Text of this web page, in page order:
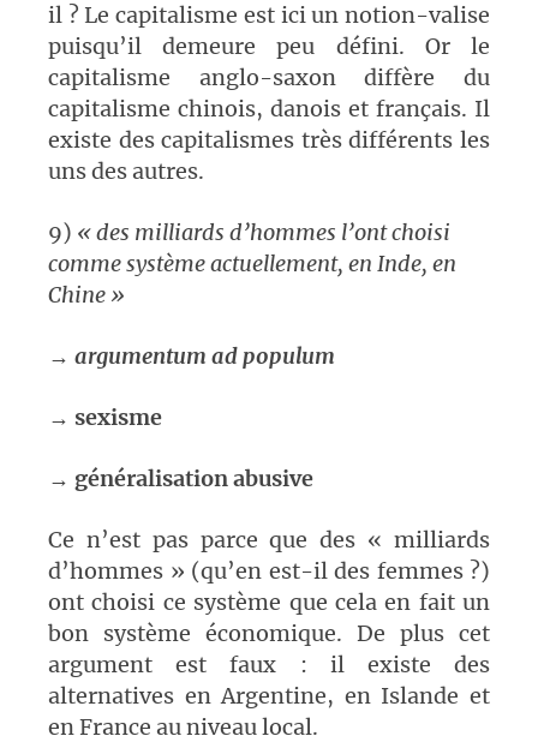
il ? Le capitalisme est ici un notion-valise
puisqu’il demeure peu défini. Or le
capitalisme anglo-saxon diffère du
capitalisme chinois, danois et français. Il
existe des capitalismes très différents les
uns des autres.
9) « des milliards d’hommes l’ont choisi
comme système actuellement, en Inde, en
Chine »
→ argumentum ad populum
→ sexisme
→ généralisation abusive
Ce n’est pas parce que des « milliards
d’hommes » (qu’en est-il des femmes ?)
ont choisi ce système que cela en fait un
bon système économique. De plus cet
argument est faux : il existe des
alternatives en Argentine, en Islande et
en France au niveau local.